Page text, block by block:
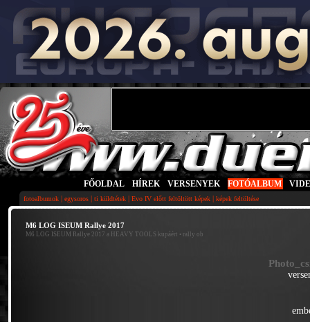
FŐOLDAL HÍREK VERSENYEK FOTÓALBUM
fotoalbumok | egysoros | ti küldtétek | Evo IV előtt feltöltött képek | képek feltöltése
M6 LOG ISEUM Rallye 2017
M6 LOG ISEUM Rallye 2017 a HEAVY TOOLS kupáért • rally ob